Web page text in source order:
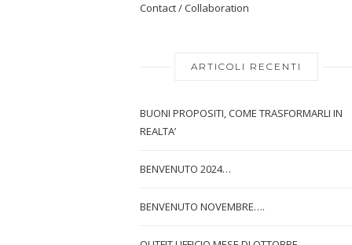
Contact / Collaboration
ARTICOLI RECENTI
BUONI PROPOSITI, COME TRASFORMARLI IN
REALTA’
BENVENUTO 2024…
BENVENUTO NOVEMBRE….